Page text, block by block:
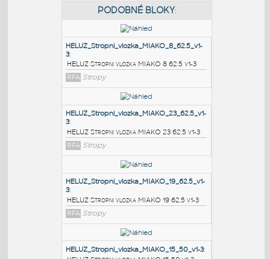
PODOBNÉ BLOKY
HELUZ_Stropni_vlozka_MIAKO_8_62.5_v1-
HELUZ Stropni vlozka MIAKO 8 62.5 v1-3
RFA
Stropy
HELUZ_Stropni_vlozka_MIAKO_23_62.5_v1-
3:
HELUZ Stropni vlozka MIAKO 23 62.5 v1-3